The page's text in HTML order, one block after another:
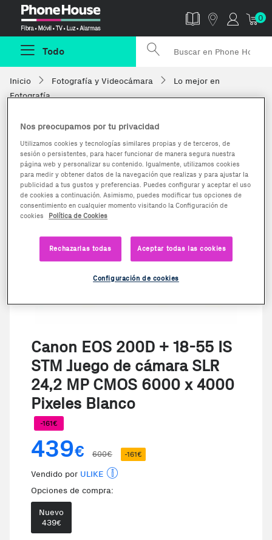
0
Todo
Inicio Fotografía y Videocámara
Lo mejor en
Fotografía
Canon EOS 200D + 18-55 IS
STM Juego de cámara SLR
24,2 MP CMOS 6000 x 4000
Pixeles Blanco
-161€
439€ 600€ -161€
Vendido por ULIKE
Opciones de compra:
Nuevo
439€
Nos preocupamos por tu privacidad
Utilizamos cookies y tecnologías similares propias y de terceros, de
sesión o persistentes, para hacer funcionar de manera segura nuestra
página web y personalizar su contenido. Igualmente, utilizamos cookies
para medir y obtener datos de la navegación que realizas y para ajustar la
publicidad a tus gustos y preferencias. Puedes configurar y aceptar el uso
de cookies a continuación. Asimismo, puedes modificar tus opciones de
consentimiento en cualquier momento visitando la Configuración de
cookies
Política de Cookies
Rechazarlas todas Aceptar todas las cookies
Configuración de cookies